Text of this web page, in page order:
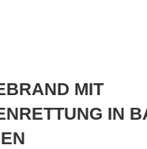
MIT
IN